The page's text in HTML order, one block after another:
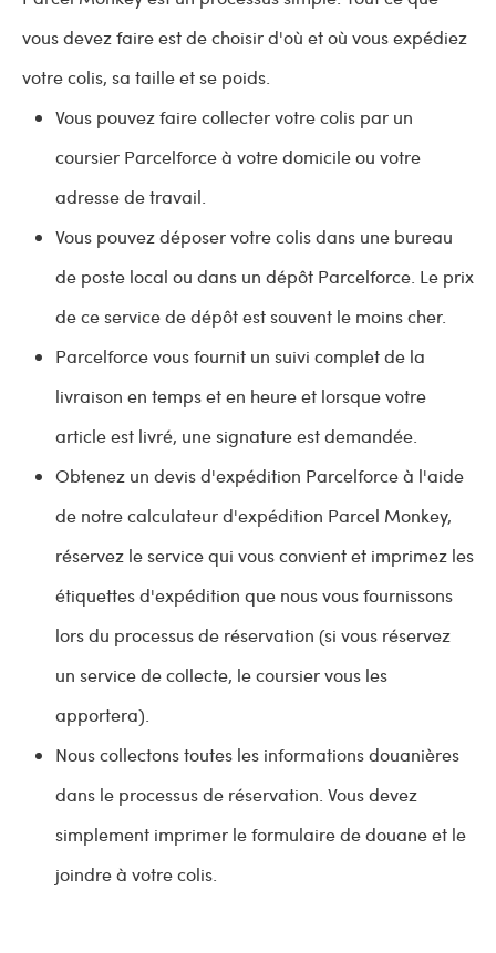
vous devez faire est de choisir d'où et où vous expédiez
votre colis, sa taille et se poids.
Vous pouvez faire collecter votre colis par un
coursier Parcelforce à votre domicile ou votre
adresse de travail.
Vous pouvez déposer votre colis dans une bureau
de poste local ou dans un dépôt Parcelforce. Le prix
de ce service de dépôt est souvent le moins cher.
Parcelforce vous fournit un suivi complet de la
livraison en temps et en heure et lorsque votre
article est livré, une signature est demandée.
Obtenez un devis d'expédition Parcelforce à l'aide
de notre calculateur d'expédition Parcel Monkey,
réservez le service qui vous convient et imprimez les
étiquettes d'expédition que nous vous fournissons
lors du processus de réservation (si vous réservez
un service de collecte, le coursier vous les
apportera).
Nous collectons toutes les informations douanières
dans le processus de réservation. Vous devez
simplement imprimer le formulaire de douane et le
joindre à votre colis.